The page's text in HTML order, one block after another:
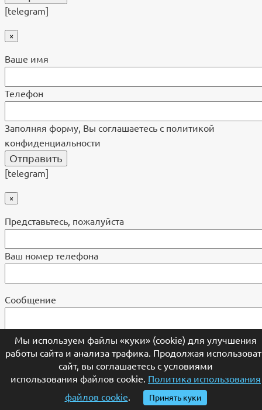
Мы используем файлы «куки» (cookie) для улучшения
работы сайта и анализа трафика. Продолжая
сайт, вы соглашаетесь с условиями
использования файлов cookie. Политика использования
файлов cookie. Принять куки
[telegram]
×
Ваше имя
Телефон
Заполняя форму, Вы соглашаетесь с политикой
конфиденциальности
[telegram]
×
Представьтесь, пожалуйста
Ваш номер телефона
Cообщение